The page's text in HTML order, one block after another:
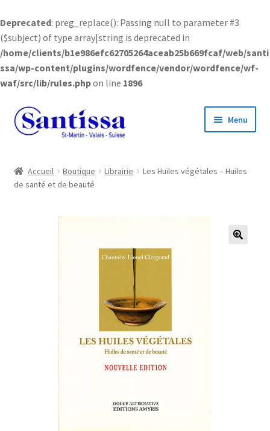
Deprecated: preg_replace(): Passing null to parameter #3
($subject) of type array|string is deprecated in
/home/clients/b1e986efc62705264aceab25b669fcaf/web/santi
ssa/wp-content/plugins/wordfence/vendor/wordfence/wf-
waf/src/lib/rules.phpon line 1896
Aller
à
Aller
au
Menu
Accueil Boutique Librairie
Les Huiles végétales – Huiles
de santé et de beauté